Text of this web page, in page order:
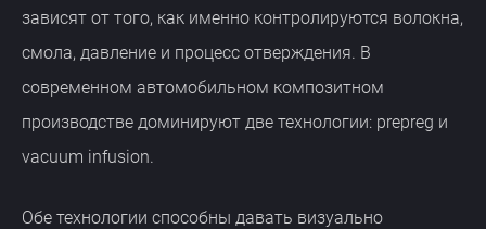
зависят от того, как именно контролируются волокна,
смола, давление и процесс отверждения. В
современном автомобильном композитном
производстве доминируют две технологии: prepreg и
vacuum infusion.
Обе технологии способны давать визуально